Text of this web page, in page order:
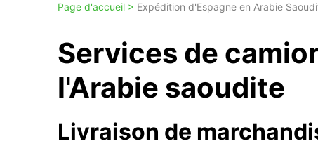
Page d'accueil > Expédition d'Espagne en Arabie
Services de
l'Arabie saoudite
Livraison de